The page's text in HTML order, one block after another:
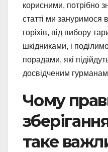
корисними, потрібно
статті ми зануримося
горіхів, від вибору
шкідниками, і
порадами, які
досвідченим
Чому
таке